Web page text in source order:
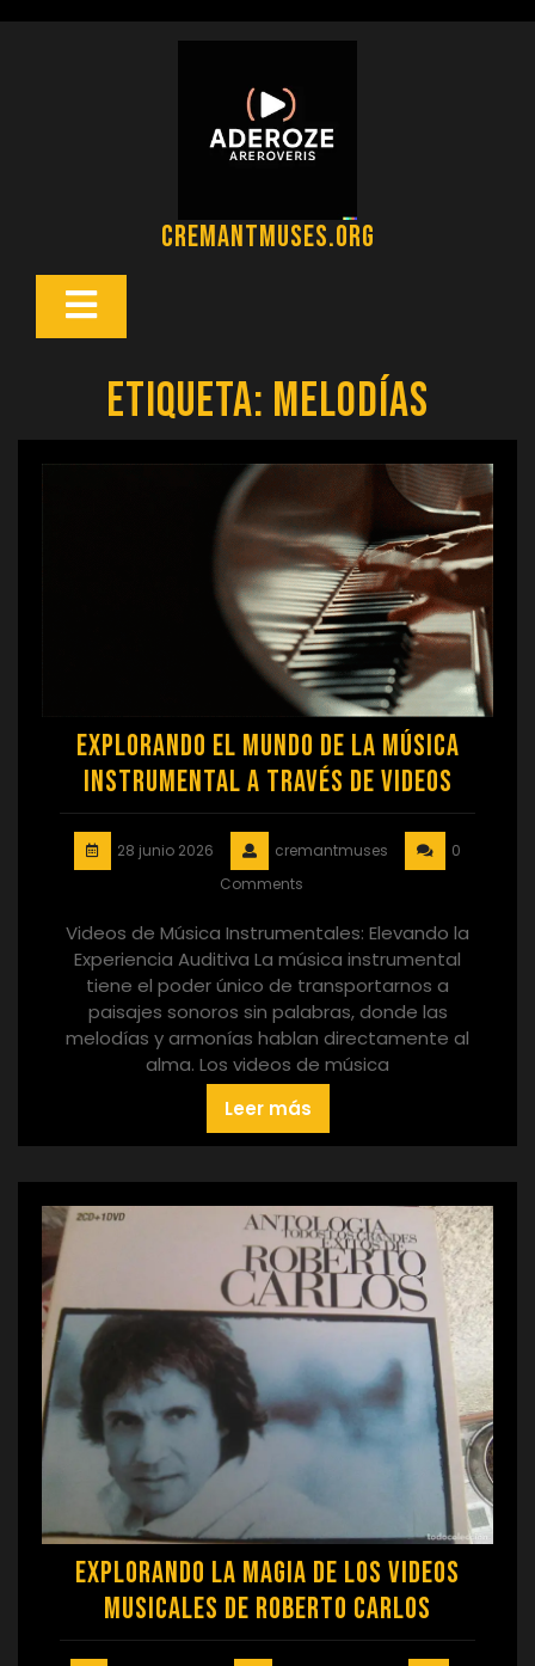
cremantmuses.org
Botón
Etiqueta: melodías
Explorando el Mundo de la Música
Instrumental a Través de Videos
28 junio 2026 cremantmuses
0
Comments
Videos de Música Instrumentales: Elevando la
Experiencia Auditiva La música instrumental
tiene el poder único de transportarnos a
paisajes sonoros sin palabras, donde las
melodías y armonías hablan directamente al
alma. Los videos de música
Leer más
Explorando la Magia de los Videos
Musicales de Roberto Carlos